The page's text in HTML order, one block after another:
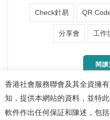
Check針易 QR
分享會 工作
閱讀
香港社會服務聯會及其全資擁
知，提供本網站的資料，並特
軟件作出任何保証和陳述，包